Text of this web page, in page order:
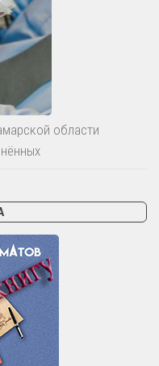
области